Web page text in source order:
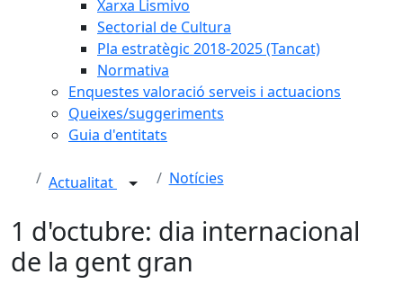
Xarxa Lismivo
Sectorial de Cultura
Pla estratègic 2018-2025 (Tancat)
Normativa
Enquestes valoració serveis i actuacions
Queixes/suggeriments
Guia d'entitats
Actualitat Notícies
1 d'octubre: dia internacional
de la gent gran